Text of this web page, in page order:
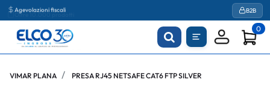
Agevolazioni fiscali B2B
0
VIMAR PLANA PRESA RJ45 NETSAFE CAT6 FTP SILVER